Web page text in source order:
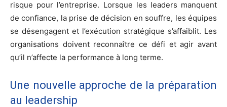
risque pour l’entreprise. Lorsque les leaders manquent
de confiance, la prise de décision en souffre, les équipes
se désengagent et l’exécution stratégique s’affaiblit. Les
organisations doivent reconnaître ce défi et agir avant
qu’il n’affecte la performance à long terme.
Une nouvelle approche de la préparation
au leadership